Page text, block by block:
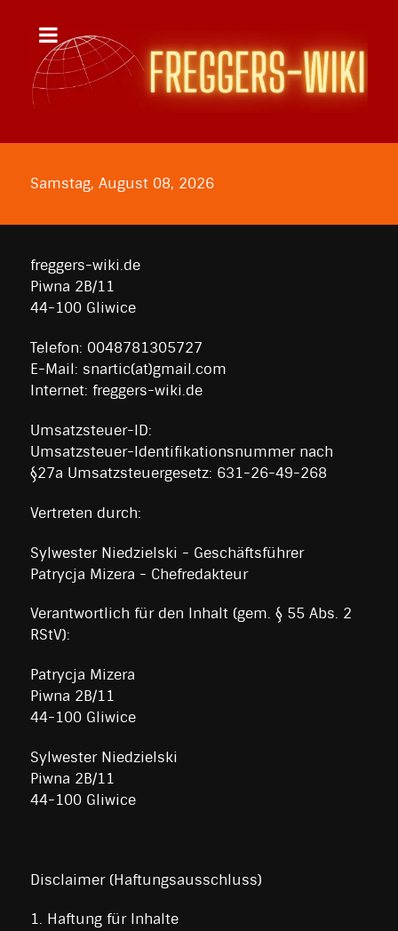
Samstag, August 08, 2026
freggers-wiki.de
Piwna 2B/11
44-100 Gliwice
Telefon: 0048781305727
E-Mail: snartic(at)gmail.com
Internet: freggers-wiki.de
Umsatzsteuer-ID:
Umsatzsteuer-Identifikationsnummer nach
§27a Umsatzsteuergesetz: 631-26-49-268
Vertreten durch:
Sylwester Niedzielski - Geschäftsführer
Patrycja Mizera - Chefredakteur
Verantwortlich für den Inhalt (gem. § 55 Abs. 2
RStV):
Patrycja Mizera
Piwna 2B/11
44-100 Gliwice
Sylwester Niedzielski
Piwna 2B/11
44-100 Gliwice
Disclaimer (Haftungsausschluss)
1. Haftung für Inhalte